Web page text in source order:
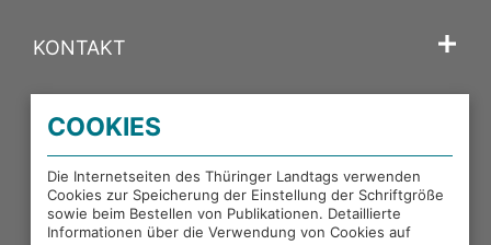
KONTAKT
PORTALE DES THÜRINGER LANDTAGS
EXTERNE LINKS
COOKIES
Die Internetseiten des Thüringer Landtags verwenden
Cookies zur Speicherung der Einstellung der Schriftgröße
sowie beim Bestellen von Publikationen. Detaillierte
Informationen über die Verwendung von Cookies auf